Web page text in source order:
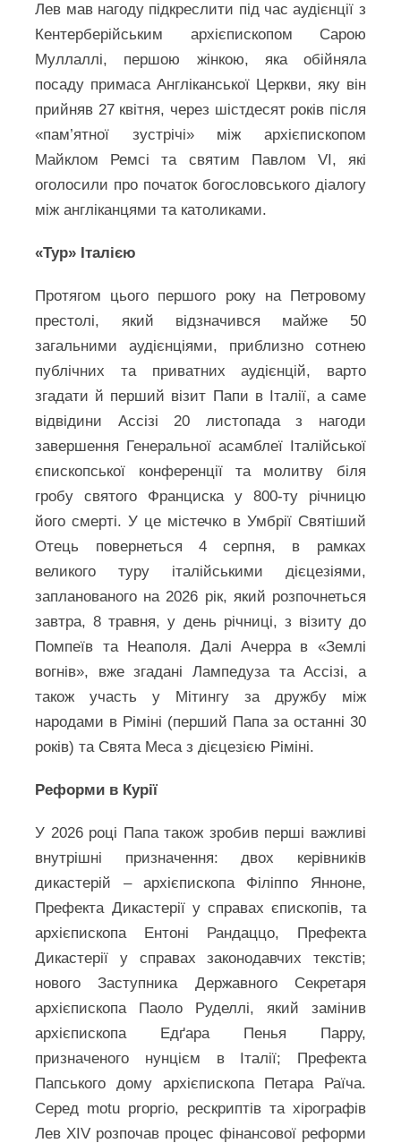
Лев мав нагоду підкреслити під час аудієнції з
Кентерберійським архієпископом Сарою
Муллаллі, першою жінкою, яка обійняла
посаду примаса Англіканської Церкви, яку він
прийняв 27 квітня, через шістдесят років після
«пам’ятної зустрічі» між архієпископом
Майклом Ремсі та святим Павлом VI, які
оголосили про початок богословського діалогу
між англіканцями та католиками.
«Тур» Італією
Протягом цього першого року на Петровому
престолі, який відзначився майже 50
загальними аудієнціями, приблизно сотнею
публічних та приватних аудієнцій, варто
згадати й перший візит Папи в Італії, а саме
відвідини Ассізі 20 листопада з нагоди
завершення Генеральної асамблеї Італійської
єпископської конференції та молитву біля
гробу святого Франциска у 800-ту річницю
його смерті. У це містечко в Умбрії Святіший
Отець повернеться 4 серпня, в рамках
великого туру італійськими дієцезіями,
запланованого на 2026 рік, який розпочнеться
завтра, 8 травня, у день річниці, з візиту до
Помпеїв та Неаполя. Далі Ачерра в «Землі
вогнів», вже згадані Лампедуза та Ассізі, а
також участь у Мітингу за дружбу між
народами в Ріміні (перший Папа за останні 30
років) та Свята Меса з дієцезією Ріміні.
Реформи в Курії
У 2026 році Папа також зробив перші важливі
внутрішні призначення: двох керівників
дикастерій – архієпископа Філіппо Янноне,
Префекта Дикастерії у справах єпископів, та
архієпископа Ентоні Рандаццо, Префекта
Дикастерії у справах законодавчих текстів;
нового Заступника Державного Секретаря
архієпископа Паоло Руделлі, який замінив
архієпископа Едґара Пенья Парру,
призначеного нунцієм в Італії; Префекта
Папського дому архієпископа Петара Раїча.
Серед motu proprio, рескриптів та хірографів
Лев XIV розпочав процес фінансової реформи